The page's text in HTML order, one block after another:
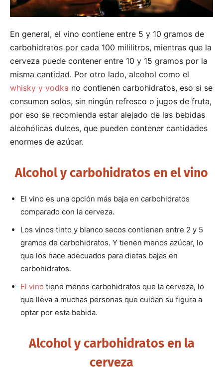
En general, el vino contiene entre 5 y 10 gramos de
carbohidratos por cada 100 mililitros, mientras que la
cerveza puede contener entre 10 y 15 gramos por la
misma cantidad. Por otro lado, alcohol como el
whisky y vodka no contienen carbohidratos, eso si se
consumen solos, sin ningún refresco o jugos de fruta,
por eso se recomienda estar alejado de las bebidas
alcohólicas dulces, que pueden contener cantidades
enormes de azúcar.
Alcohol y carbohidratos en el vino
El vino es una opción más baja en carbohidratos
comparado con la cerveza.
Los vinos tinto y blanco secos contienen entre 2 y 5
gramos de carbohidratos. Y tienen menos azúcar, lo
que los hace adecuados para dietas bajas en
carbohidratos.
El vino tiene menos carbohidratos que la cerveza, lo
que lleva a muchas personas que cuidan su figura a
optar por esta bebida.
Alcohol y carbohidratos en la
cerveza